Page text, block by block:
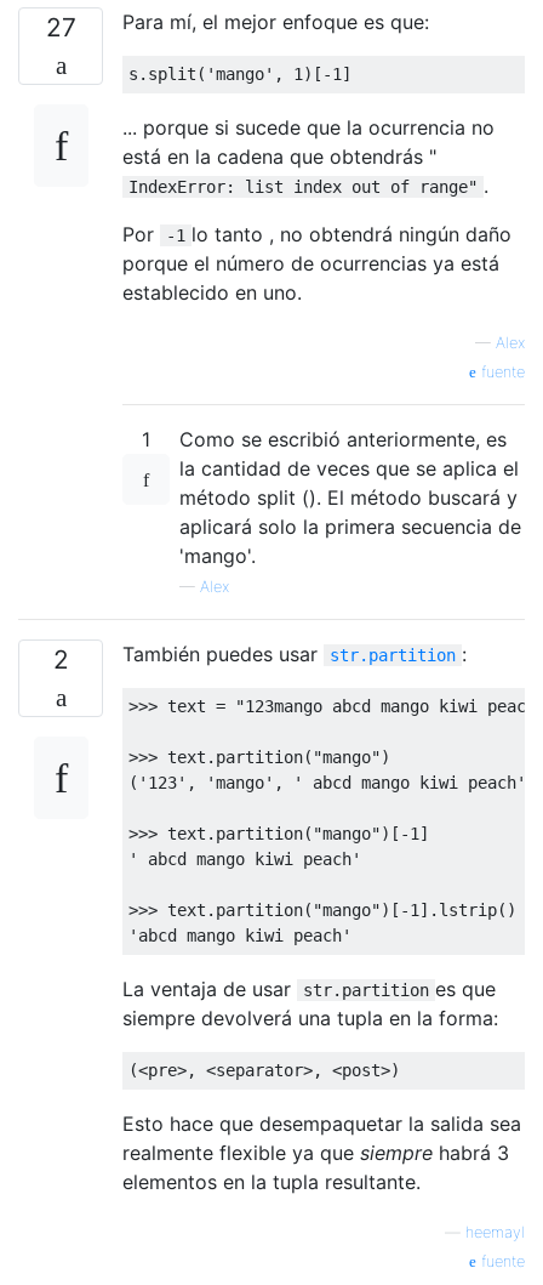
27 Para mí, el mejor enfoque es que:
s . split ( 'mango' , 1 )[-1 ]
... porque si sucede que la ocurrencia no
está en la cadena que obtendrás "
IndexError: list index out of range" .
Por
-1 lo tanto , no obtendrá ningún daño
porque el número de ocurrencias ya está
establecido en uno.
— Alex
fuente
1
Como se escribió anteriormente, es
la cantidad de veces que se aplica el
método split (). El método buscará y
aplicará solo la primera secuencia de
'mango'.
— Alex
2 También puedes usar str.partition :
>>> text = "123mango abcd mango kiwi
>>> text . partition( "mango")
( '123' , 'mango' , ' abcd mango kiwi peach'
>>> text . partition( "mango")[-1 ]
' abcd mango kiwi peach'
>>> text . partition( "mango")[-1 ]. lstrip()
'abcd mango kiwi peach'
La ventaja de usar str.partition es que
siempre devolverá una tupla en la forma:
(<pre>, <separator>, <post>)
Esto hace que desempaquetar la salida sea
realmente flexible ya que siempre habrá 3
elementos en la tupla resultante.
heemayl
fuente